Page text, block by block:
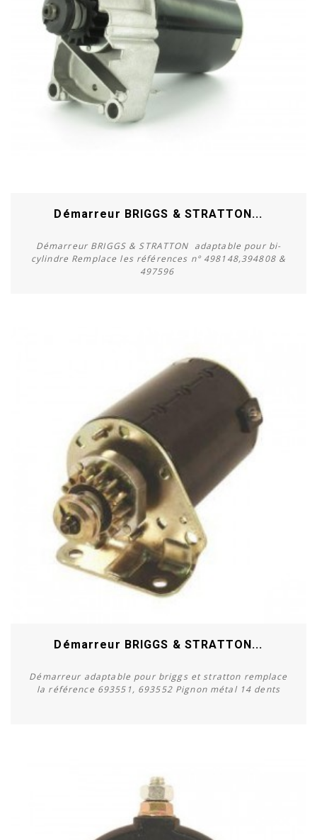
Démarreur BRIGGS & STRATTON...
Démarreur BRIGGS & STRATTON adaptable pour bi-
cylindre Remplace les références n° 498148,394808 &
497596
Démarreur BRIGGS & STRATTON...
Démarreur adaptable pour briggs et stratton remplace
la référence 693551, 693552 Pignon métal 14 dents